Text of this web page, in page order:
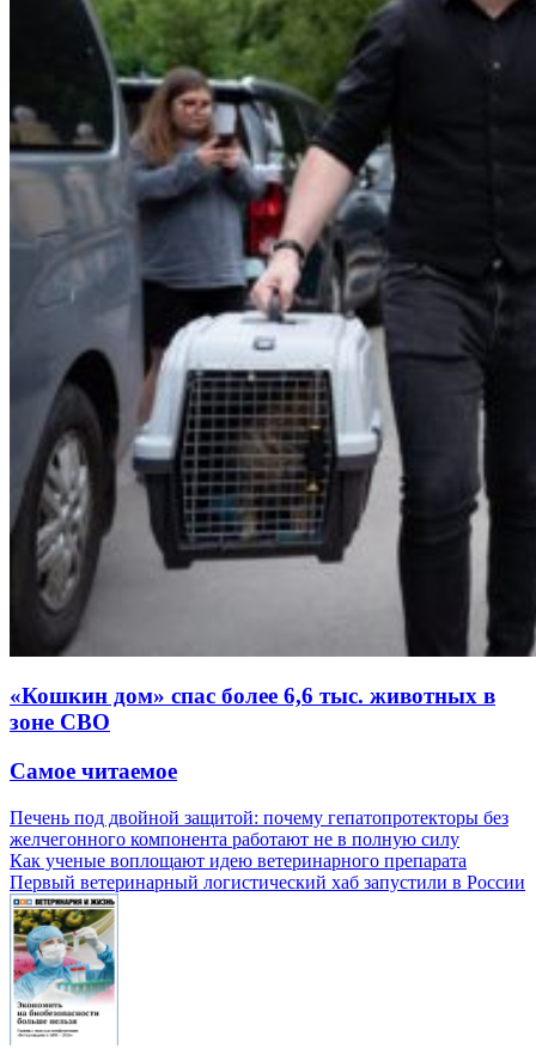
«Кошкин дом» спас более 6,6 тыс. животных в
зоне СВО
Самое читаемое
Печень под двойной защитой: почему гепатопротекторы без
желчегонного компонента работают не в полную силу
Как ученые воплощают идею ветеринарного препарата
Первый ветеринарный логистический хаб запустили в России